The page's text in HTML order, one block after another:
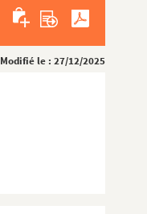
Modifié le : 27/12/2025